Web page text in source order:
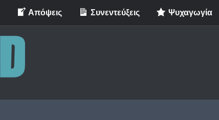
Απόψεις Συνεντεύξεις Ψυχαγωγία